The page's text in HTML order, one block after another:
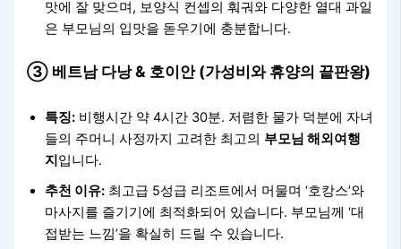
맛에 잘 맞으며, 보양식 컨셉의 훠궈와 다양한 열대 과일
은 부모님의 입맛을 돋우기에 충분합니다.
③ 베트남 다낭 & 호이안 (가성비와 휴양의 끝판왕)
특징: 비행시간 약 4시간 30분. 저렴한 물가 덕분에 자녀
들의 주머니 사정까지 고려한 최고의 부모님 해외여행
지 입니다.
추천 이유: 최고급 5성급 리조트에서 머물며 ‘호캉스’와
마사지를 즐기기에 최적화되어 있습니다. 부모님께 ‘대
접받는 느낌’을 확실히 드릴 수 있습니다.